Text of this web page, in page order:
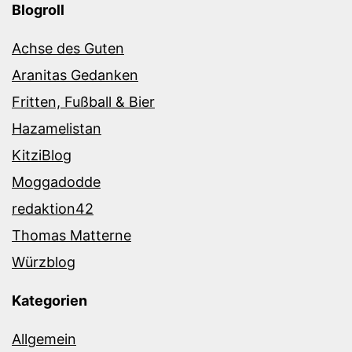
Blogroll
Achse des Guten
Aranitas Gedanken
Fritten, Fußball & Bier
Hazamelistan
KitziBlog
Moggadodde
redaktion42
Thomas Matterne
Würzblog
Kategorien
Allgemein